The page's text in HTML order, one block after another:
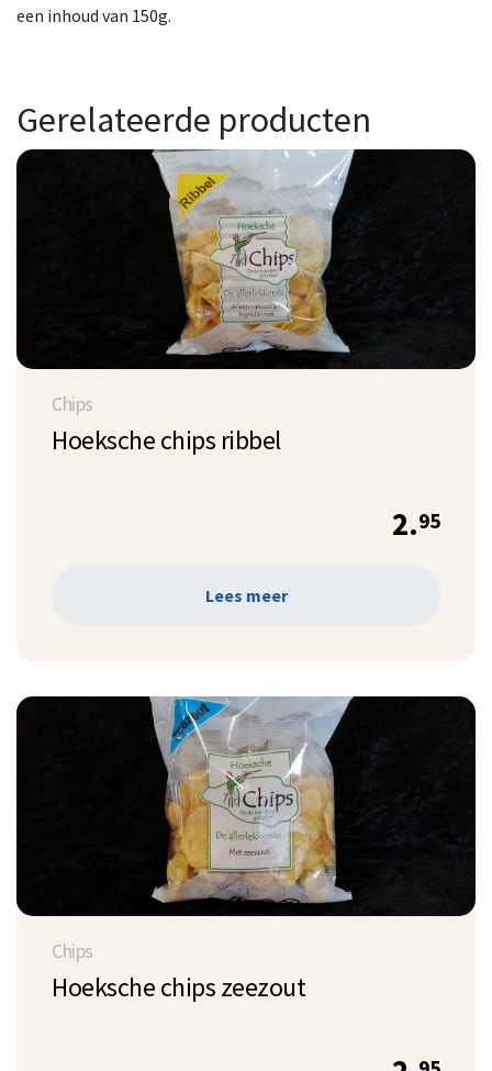
een inhoud van 150g.
Gerelateerde producten
Chips
Hoeksche chips ribbel
2.95
Lees meer
Chips
Hoeksche chips zeezout